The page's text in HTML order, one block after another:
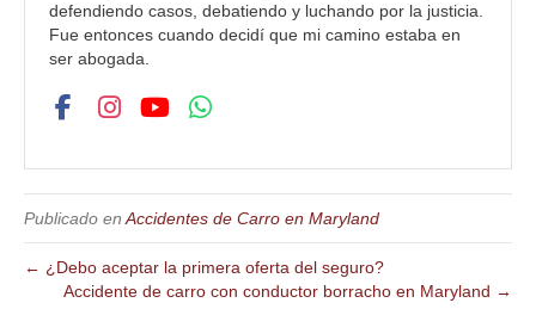
defendiendo casos, debatiendo y luchando por la justicia.
Fue entonces cuando decidí que mi camino estaba en
ser abogada.
Publicado enAccidentes de Carro en Maryland
← ¿Debo aceptar la primera oferta del seguro?
Accidente de carro con conductor borracho en Maryland →